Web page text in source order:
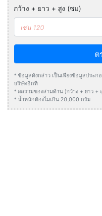
กว้าง + ยาว + สูง (ซม)
ต
* ข้อมูลดังกล่าว เป็นเพียงข้อมูลประก
บริษัทอีกที
* ผลรวมของสามด้าน (กว้าง + ยาว +
* น้ำหนักต้องไมเกิน 20,000 กรัม